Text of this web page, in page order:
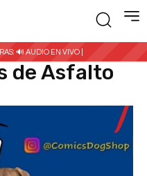
🔊 AUDIO EN VIVO |
de Asfalto